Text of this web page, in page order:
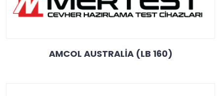
AMCOL AUSTRALİA (LB 160)